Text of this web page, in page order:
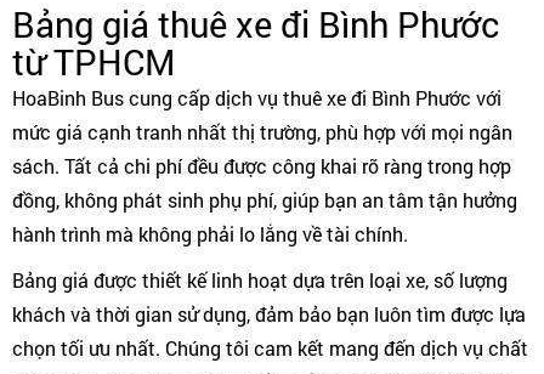
Bảng giá thuê xe đi Bình Phước
từ TPHCM
HoaBinh Bus cung cấp dịch vụ thuê xe đi Bình Phước với
mức giá cạnh tranh nhất thị trường, phù hợp với mọi ngân
sách. Tất cả chi phí đều được công khai rõ ràng trong hợp
đồng, không phát sinh phụ phí, giúp bạn an tâm tận hưởng
hành trình mà không phải lo lắng về tài chính.
Bảng giá được thiết kế linh hoạt dựa trên loại xe, số lượng
khách và thời gian sử dụng, đảm bảo bạn luôn tìm được lựa
chọn tối ưu nhất. Chúng tôi cam kết mang đến dịch vụ chất